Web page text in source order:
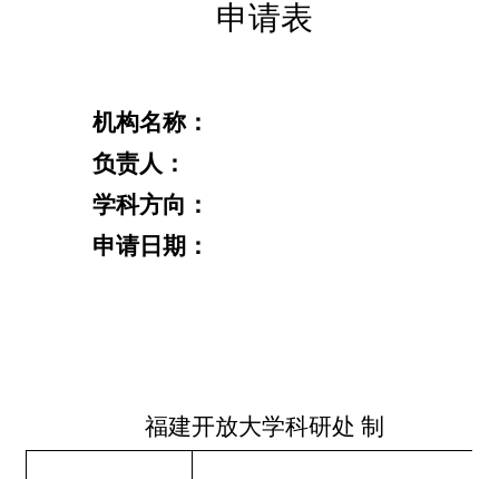
申请表
机构名称：
负责人：
学科方向：
申请日期：
福建开放大学科研处 制